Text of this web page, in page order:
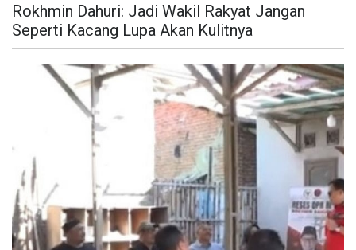
Rokhmin Dahuri: Jadi Wakil Rakyat Jangan
Seperti Kacang Lupa Akan Kulitnya